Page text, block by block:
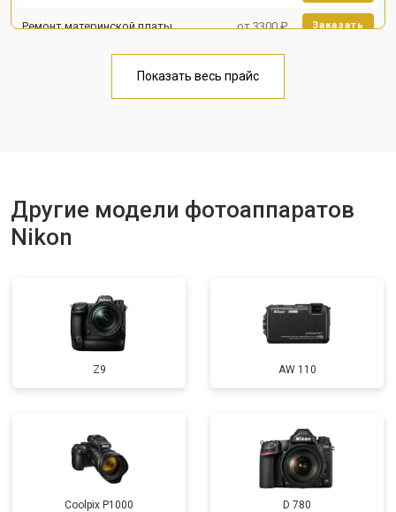
Ремонт материнской платы от 3300 ₽ Заказать
Показать весь прайс
Другие модели фотоаппаратов
Nikon
Z9 AW 110
Coolpix P1000 D 780